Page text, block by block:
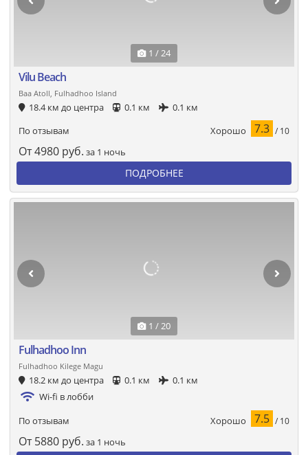
1 / 24
Vilu Beach
Baa Atoll, Fulhadhoo Island
18.4 км до центра 0.1 км
0.1 км
По отзывам
Хорошо 7.3 / 10
От4980 руб. за 1 ночь
ПОДРОБНЕЕ
1 / 20
Fulhadhoo Inn
Fulhadhoo Kilege Magu
18.2 км до центра 0.1 км
0.1 км
Wi-fi в лобби
По отзывам Хорошо 7.5 / 10
От 5880 руб. за 1 ночь